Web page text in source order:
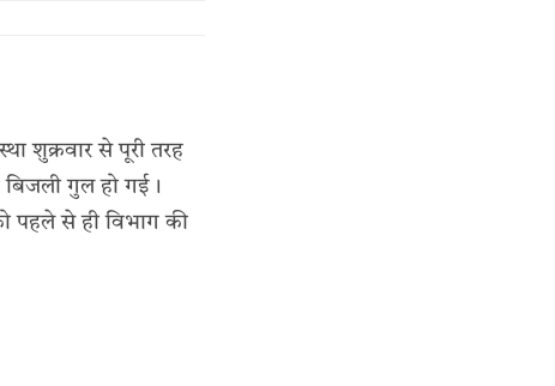
शुक्रवार से पूरी तरह
गुल हो गई।
पहले से ही विभाग की